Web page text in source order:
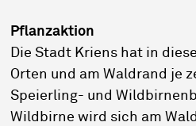
Pflanzaktion
Die Stadt Kriens hat in
Orten und am Waldrand je
Speierling- und
Wildbirne wird sich am